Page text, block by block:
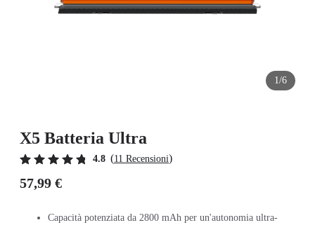
1/6
X5 Batteria Ultra
4.8 (11 Recensioni)
57,99 €
Capacità potenziata da 2800 mAh per un'autonomia ultra-